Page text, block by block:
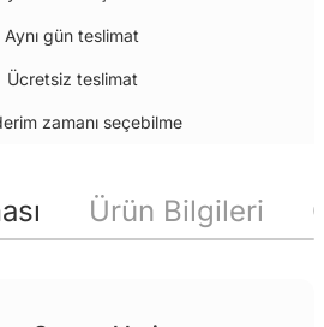
Aynı gün teslimat
Ücretsiz teslimat
zamanı seçebilme
Ürün Bilgileri